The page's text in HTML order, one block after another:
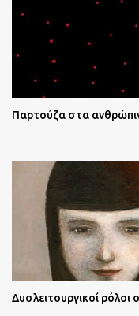
Παρτούζα στα
Δυσλειτουργικοί ρόλοι